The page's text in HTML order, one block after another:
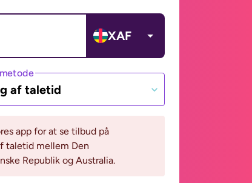
XAF
af taletid
app for at se tilbud på
taletid mellem Den
Republik og Australia.